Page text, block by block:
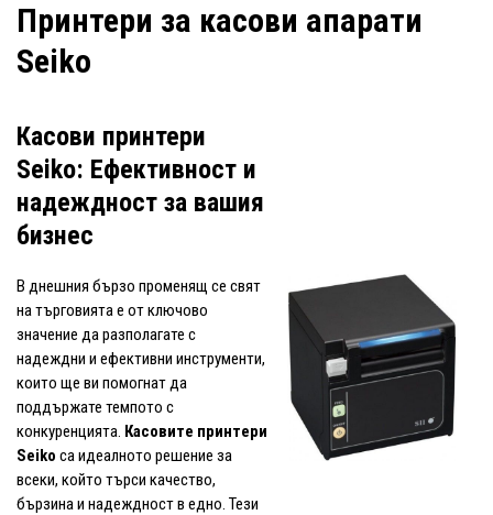
Принтери за касови апарати
Seiko
Касови принтери
Seiko: Ефективност и
надеждност за вашия
бизнес
В днешния бързо променящ се свят
на търговията е от ключово
значение да разполагате с
надеждни и ефективни инструменти,
които ще ви помогнат да
поддържате темпото с
конкуренцията. Касовите принтери
Seiko са идеалното решение за
всеки, който търси качество,
бързина и надеждност в едно. Тези